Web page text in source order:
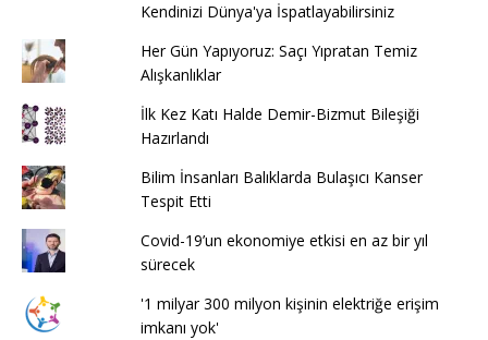
Kendinizi Dünya'ya İspatlayabilirsiniz
Her Gün Yapıyoruz: Saçı Yıpratan Temiz
Alışkanlıklar
İlk Kez Katı Halde Demir-Bizmut Bileşiği
Hazırlandı
Bilim İnsanları Balıklarda Bulaşıcı Kanser
Tespit Etti
Covid-19’un ekonomiye etkisi en az bir yıl
sürecek
'1 milyar 300 milyon kişinin elektriğe erişim
imkanı yok'